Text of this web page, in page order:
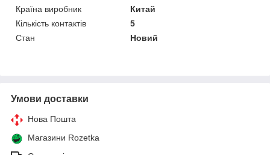
Країна виробник
Китай
Кількість контактів
5
Стан
Новий
Умови доставки
Нова Пошта
Магазини Rozetka